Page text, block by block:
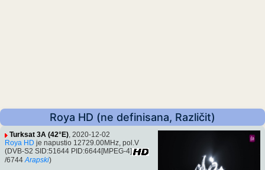
Roya HD (ne definisana, Različit)
Turksat 3A (42°E), 2020-12-02
Roya HD je napustio 12729.00MHz, pol.V
(DVB-S2 SID:51644 PID:6644[MPEG-4]
/6744 Arapski)